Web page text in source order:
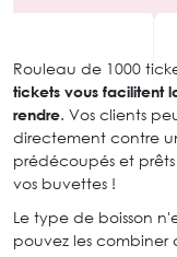
Rouleau de 1000
tickets vous facilitent
rendre. Vos clients
directement contre
prédécoupés et
vos buvettes !
Le type de boisson
pouvez les combiner